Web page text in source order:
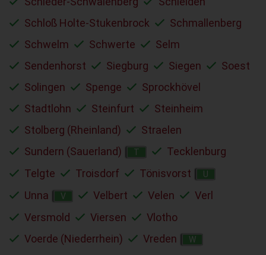
Schloß Holte-Stukenbrock
Schmallenberg
Schwelm
Schwerte
Selm
Sendenhorst
Siegburg Siegen
Soest
Solingen
Spenge
Sprockhövel
Stadtlohn
Steinfurt
Steinheim
Stolberg (Rheinland)
Straelen
Sundern (Sauerland)
T
Tecklenburg
Telgte
Troisdorf Tönisvorst U
Unna V Velbert Velen
Verl
Versmold
Viersen
Vlotho
Voerde (Niederrhein)
Vreden W